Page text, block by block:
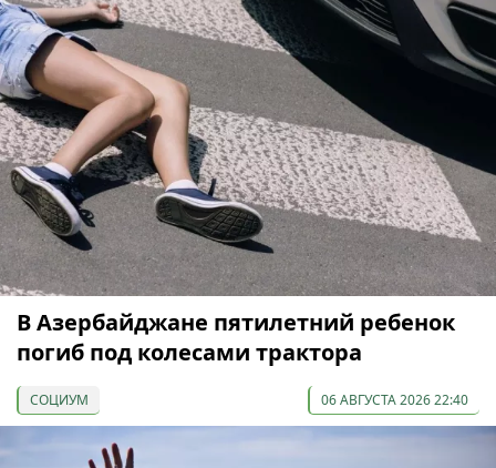
В Азербайджане пятилетний ребенок
погиб под колесами трактора
СОЦИУМ 06 АВГУСТА 2026 22:40